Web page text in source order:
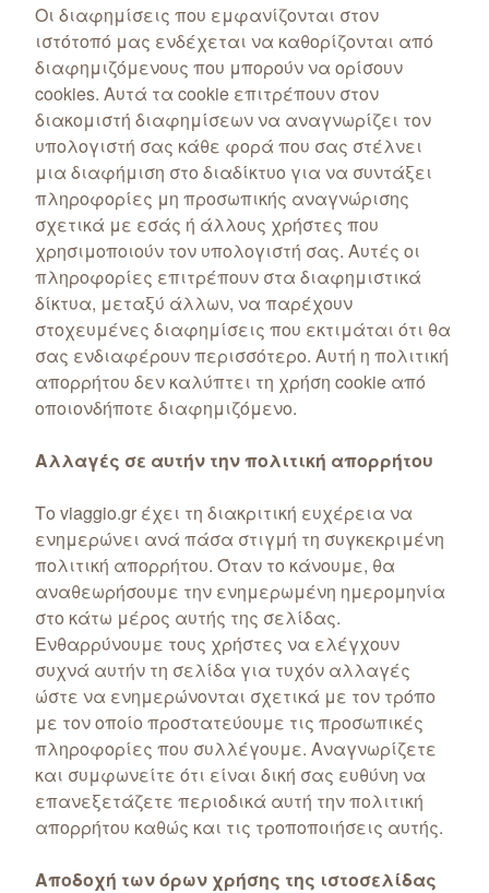
Οι διαφημίσεις που εμφανίζονται στον
ιστότοπό μας ενδέχεται να καθορίζονται από
διαφημιζόμενους που μπορούν να ορίσουν
cookies. Αυτά τα cookie επιτρέπουν στον
διακομιστή διαφημίσεων να αναγνωρίζει τον
υπολογιστή σας κάθε φορά που σας στέλνει
μια διαφήμιση στο διαδίκτυο για να συντάξει
πληροφορίες μη προσωπικής αναγνώρισης
σχετικά με εσάς ή άλλους χρήστες που
χρησιμοποιούν τον υπολογιστή σας. Αυτές οι
πληροφορίες επιτρέπουν στα διαφημιστικά
δίκτυα, μεταξύ άλλων, να παρέχουν
στοχευμένες διαφημίσεις που εκτιμάται ότι θα
σας ενδιαφέρουν περισσότερο. Αυτή η πολιτική
απορρήτου δεν καλύπτει τη χρήση cookie από
οποιονδήποτε διαφημιζόμενο.
Αλλαγές σε αυτήν την πολιτική απορρήτου
Το viaggio.gr έχει τη διακριτική ευχέρεια να
ενημερώνει ανά πάσα στιγμή τη συγκεκριμένη
πολιτική απορρήτου. Όταν το κάνουμε, θα
αναθεωρήσουμε την ενημερωμένη ημερομηνία
στο κάτω μέρος αυτής της σελίδας.
Ενθαρρύνουμε τους χρήστες να ελέγχουν
συχνά αυτήν τη σελίδα για τυχόν αλλαγές
ώστε να ενημερώνονται σχετικά με τον τρόπο
με τον οποίο προστατεύουμε τις προσωπικές
πληροφορίες που συλλέγουμε. Αναγνωρίζετε
και συμφωνείτε ότι είναι δική σας ευθύνη να
επανεξετάζετε περιοδικά αυτή την πολιτική
απορρήτου καθώς και τις τροποποιήσεις αυτής.
Αποδοχή των όρων χρήσης της ιστοσελίδας